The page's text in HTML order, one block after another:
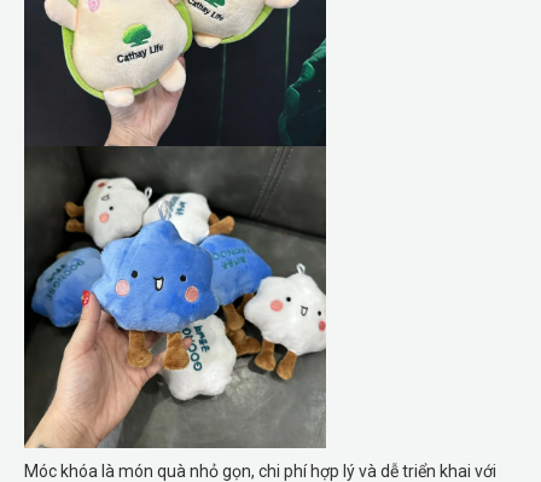
Móc khóa là món quà nhỏ gọn, chi phí hợp lý và dễ triển khai với